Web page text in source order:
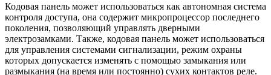
Кодовая панель может использоваться как автономная система
контроля доступа, она содержит микропроцессор последнего
поколения, позволяющий управлять дверными
электрозамками. Также, кодовая панель может использоваться
для управления системами сигнализации, режим охраны
которых допускается изменять с помощью замыкания или
размыкания (на время или постоянно) сухих контактов реле.